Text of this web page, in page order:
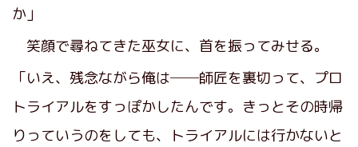
か」
笑顔で尋ねてきた巫女に、首を振ってみせる。
「いえ、残念ながら俺は──師匠を裏切って、プロ
トライアルをすっぽかしたんです。きっとその時帰
りっていうのをしても、トライアルには行かないと